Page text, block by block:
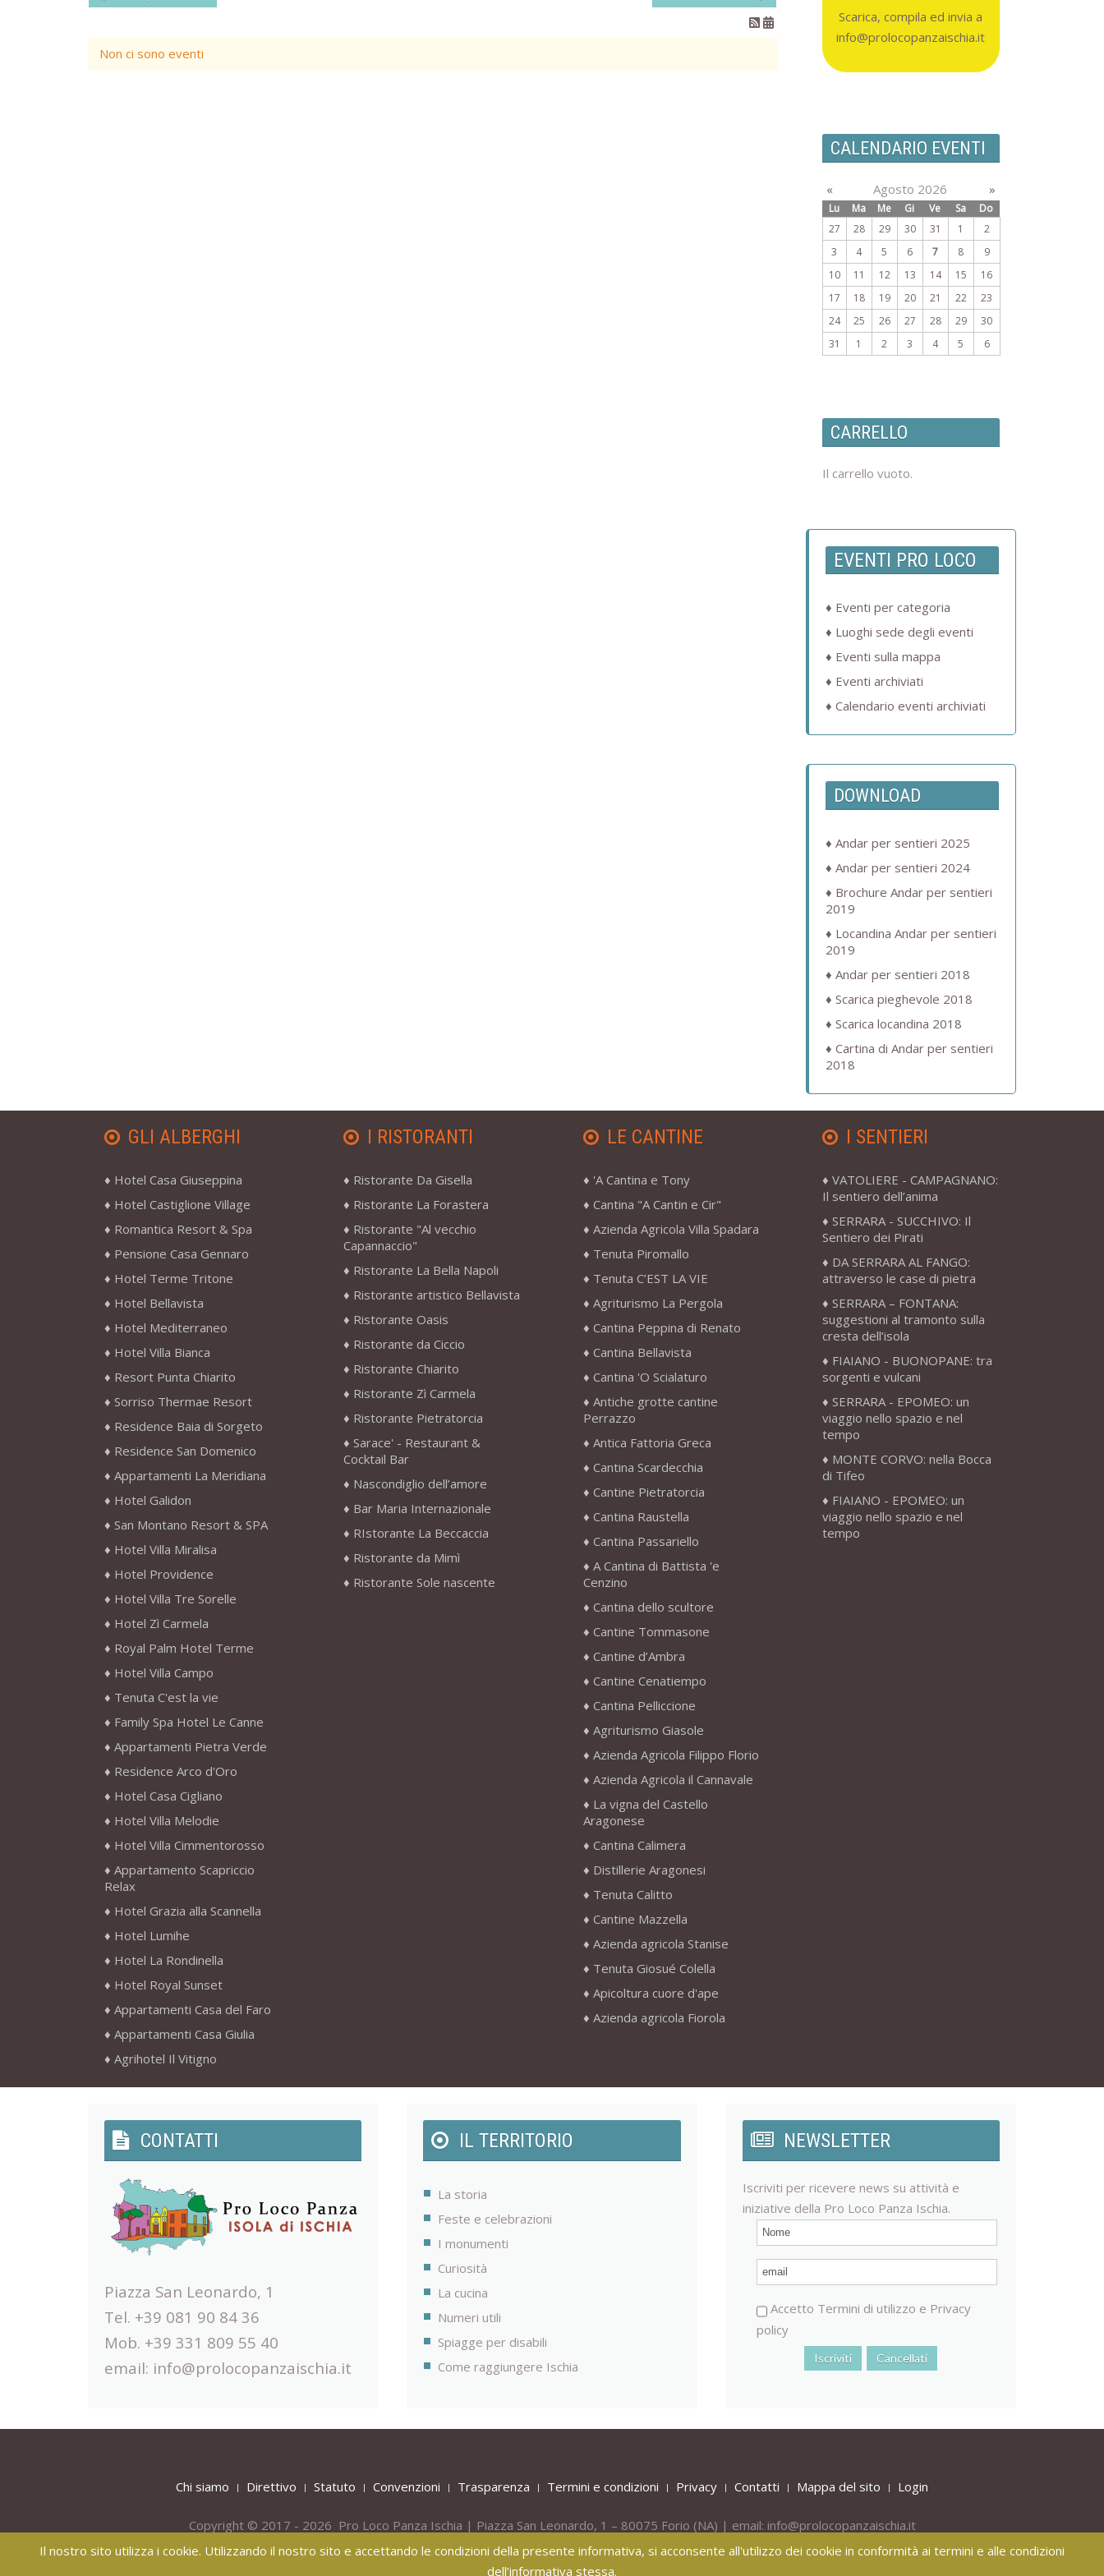
Non ci sono eventi
Scarica, compila ed invia a
info@prolocopanzaischia.it
CALENDARIO EVENTI
« Agosto 2026 »
Lu Ma Me Gi Ve Sa
Do
27
28 29 30 31 1
2
3
4 5 6 7 8
9
10
11 12 13 14 15
16
17
18 19 20 21 22
23
24
25 26 27 28 29
30
31
1 2 3 4 5 6
CARRELLO
Il carrello vuoto.
EVENTI PRO LOCO
Eventi per categoria
Luoghi sede degli eventi
Eventi sulla mappa
Eventi archiviati
Calendario eventi archiviati
DOWNLOAD
Andar per sentieri 2025
Andar per sentieri 2024
Brochure Andar per sentieri
2019
Locandina Andar per sentieri
2019
Andar per sentieri 2018
Scarica pieghevole 2018
Scarica locandina 2018
Cartina di Andar per sentieri
2018
GLI ALBERGHI
Hotel Casa Giuseppina
Hotel Castiglione Village
Romantica Resort & Spa
Pensione Casa Gennaro
Hotel Terme Tritone
Hotel Bellavista
Hotel Mediterraneo
Hotel Villa Bianca
Resort Punta Chiarito
Sorriso Thermae Resort
Residence Baia di Sorgeto
Residence San Domenico
Appartamenti La Meridiana
Hotel Galidon
San Montano Resort & SPA
Hotel Villa Miralisa
Hotel Providence
Hotel Villa Tre Sorelle
Hotel Zì Carmela
Royal Palm Hotel Terme
Hotel Villa Campo
Tenuta C'est la vie
Family Spa Hotel Le Canne
Appartamenti Pietra Verde
Residence Arco d'Oro
Hotel Casa Cigliano
Hotel Villa Melodie
Hotel Villa Cimmentorosso
Appartamento Scapriccio
Relax
Hotel Grazia alla Scannella
Hotel Lumihe
Hotel La Rondinella
Hotel Royal Sunset
Appartamenti Casa del Faro
Appartamenti Casa Giulia
Agrihotel Il Vitigno
I RISTORANTI
Ristorante Da Gisella
Ristorante La Forastera
Ristorante "Al vecchio
Capannaccio"
Ristorante La Bella Napoli
Ristorante artistico Bellavista
Ristorante Oasis
Ristorante da Ciccio
Ristorante Chiarito
Ristorante Zì Carmela
Ristorante Pietratorcia
Sarace' - Restaurant &
Cocktail Bar
Nascondiglio dell’amore
Bar Maria Internazionale
RIstorante La Beccaccia
Ristorante da Mimì
Ristorante Sole nascente
LE CANTINE
'A Cantina e Tony
Cantina "A Cantin e Cir"
Azienda Agricola Villa Spadara
Tenuta Piromallo
Tenuta C’EST LA VIE
Agriturismo La Pergola
Cantina Peppina di Renato
Cantina Bellavista
Cantina 'O Scialaturo
Antiche grotte cantine
Perrazzo
Antica Fattoria Greca
Cantina Scardecchia
Cantine Pietratorcia
Cantina Raustella
Cantina Passariello
A Cantina di Battista 'e
Cenzino
Cantina dello scultore
Cantine Tommasone
Cantine d’Ambra
Cantine Cenatiempo
Cantina Pelliccione
Agriturismo Giasole
Azienda Agricola Filippo Florio
Azienda Agricola il Cannavale
La vigna del Castello
Aragonese
Cantina Calimera
Distillerie Aragonesi
Tenuta Calitto
Cantine Mazzella
Azienda agricola Stanise
Tenuta Giosué Colella
Apicoltura cuore d'ape
Azienda agricola Fiorola
I SENTIERI
VATOLIERE - CAMPAGNANO:
Il sentiero dell’anima
SERRARA - SUCCHIVO: Il
Sentiero dei Pirati
DA SERRARA AL FANGO:
attraverso le case di pietra
SERRARA – FONTANA:
suggestioni al tramonto sulla
cresta dell’isola
FIAIANO - BUONOPANE: tra
sorgenti e vulcani
SERRARA - EPOMEO: un
viaggio nello spazio e nel
tempo
MONTE CORVO: nella Bocca
di Tifeo
FIAIANO - EPOMEO: un
viaggio nello spazio e nel
tempo
CONTATTI
Piazza San Leonardo, 1
Tel. +39 081 90 84 36
Mob. +39 331 809 55 40
email: info@prolocopanzaischia.it
IL TERRITORIO
La storia
Feste e celebrazioni
I monumenti
Curiosità
La cucina
Numeri utili
Spiagge per disabili
Come raggiungere Ischia
NEWSLETTER
Iscriviti per ricevere news su attività e
iniziative della Pro Loco Panza Ischia.
Accetto Termini di utilizzo e Privacy
policy
Chi siamo Direttivo Statuto Convenzioni Trasparenza Termini e condizioni Privacy Contatti Mappa del sito Login
Copyright © 2017 - 2026 Pro Loco Panza Ischia | Piazza San Leonardo, 1 – 80075 Forio (NA) | email: info@prolocopanzaischia.it
Tel.+39 081 908436 -Mob. +39 331 809 55 40
Il nostro sito utilizza i cookie. Utilizzando il nostro sito e accettando le condizioni della presente informativa, si acconsente all'utilizzo dei cookie in conformità ai termini e alle condizioni
dell’informativa stessa.